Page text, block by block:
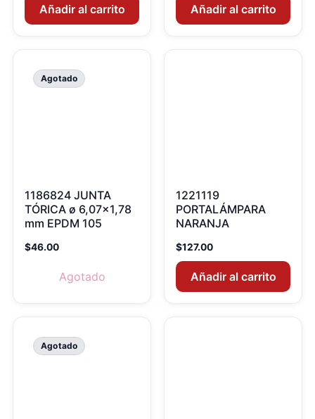
Añadir al carrito Añadir al carrito
Agotado
1186824 JUNTA
TÓRICA ø 6,07×1,78
mm EPDM 105
$46.00
Agotado
1221119
PORTALÁMPARA
NARANJA
$127.00
Añadir al carrito
Agotado